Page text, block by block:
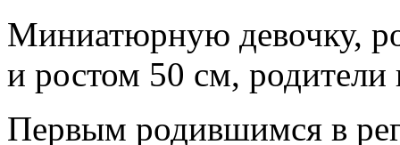
Миниатюрную девочку,
и ростом 50 см, родители
Первым родившимся в